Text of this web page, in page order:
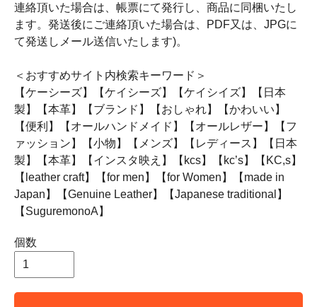
連絡頂いた場合は、帳票にて発行し、商品に同梱いたし
ます。発送後にご連絡頂いた場合は、PDF又は、JPGに
て発送しメール送信いたします)。
＜おすすめサイト内検索キーワード＞
【ケーシーズ】【ケイシーズ】【ケイシイズ】【日本
製】【本革】【ブランド】【おしゃれ】【かわいい】
【便利】【オールハンドメイド】【オールレザー】【フ
ァッション】【小物】【メンズ】【レディース】【日本
製】【本革】【インスタ映え】【kcs】【kc’s】【KC,s】
【leather craft】【for men】【for Women】【made in
Japan】【Genuine Leather】【Japanese traditional】
【SuguremonoA】
個数